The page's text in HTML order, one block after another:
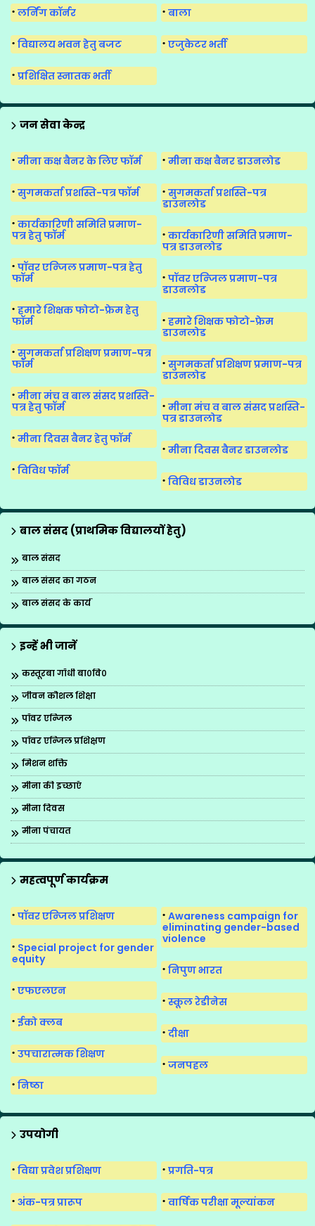
लर्निंग कॉर्नर बाला
विद्यालय भवन हेतु बजट एजुकेटर भर्ती
प्रशिक्षित स्नातक भर्ती
जन सेवा केन्द्र
मीना कक्ष बैनर के लिए फॉर्म मीना कक्ष बैनर डाउनलोड
सुगमकर्ता प्रशस्ति-पत्र फॉर्म
सुगमकर्ता प्रशस्ति-पत्र
डाउनलोड
कार्यकारिणी समिति प्रमाण-
पत्र हेतु फॉर्म
कार्यकारिणी समिति प्रमाण-
पत्र डाउनलोड
पॉवर एन्जिल प्रमाण-पत्र हेतु
फॉर्म
पॉवर एन्जिल प्रमाण-पत्र
डाउनलोड
हमारे शिक्षक फोटो-फ्रेम हेतु
फॉर्म
हमारे शिक्षक फोटो-फ्रेम
डाउनलोड
सुगमकर्ता प्रशिक्षण प्रमाण-पत्र
फॉर्म
सुगमकर्ता प्रशिक्षण प्रमाण-पत्र
डाउनलोड
मीना मंच व बाल संसद प्रशस्ति-
पत्र हेतु फॉर्म
मीना मंच व बाल संसद प्रशस्ति-
पत्र डाउनलोड
मीना दिवस बैनर हेतु फॉर्म
मीना दिवस बैनर डाउनलोड
विविध फॉर्म
विविध डाउनलोड
बाल संसद (प्राथमिक विद्यालयों हेतु)
बाल संसद
बाल संसद का गठन
बाल संसद के कार्य
इन्हें भी जानें
कस्तूरबा गाँधी बा०वि०
जीवन कौशल शिक्षा
पॉवर एन्जिल
पॉवर एन्जिल प्रशिक्षण
मिशन शक्ति
मीना की इच्छाएँ
मीना दिवस
मीना पंचायत
मीना मंच का पुनर्गठन
मीना मंच सुगमकर्ता
महत्वपूर्ण कार्यक्रम
पॉवर एन्जिल प्रशिक्षण
Awareness campaign for
eliminating gender-based
violence
Special project for gender
equity
निपुण भारत
एफएलएन
स्कूल रेडीनेस
ईको क्लब
दीक्षा
उपचारात्मक शिक्षण
जनपहल
निष्ठा
उपयोगी
विद्या प्रवेश प्रशिक्षण प्रगति-पत्र
अंक-पत्र प्रारूप वार्षिक परीक्षा मूल्यांकन